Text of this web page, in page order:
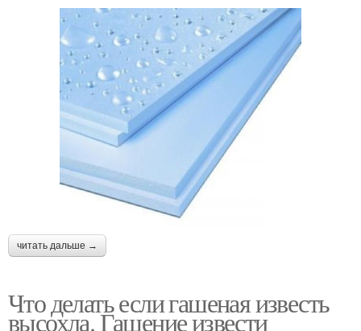
читать дальше →
Что делать если гашеная известь
высохла. Гашение извести